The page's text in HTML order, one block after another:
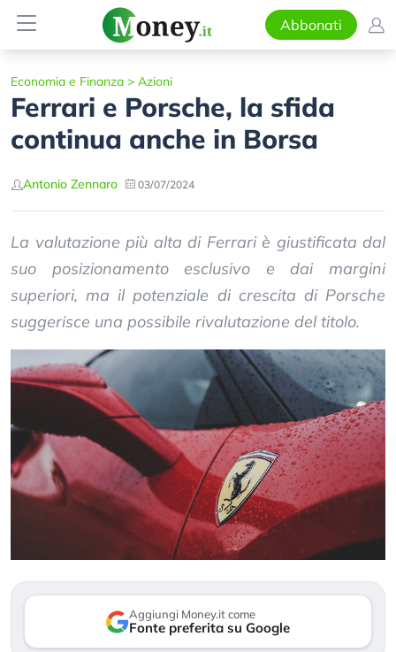
Abbonati
Economia e Finanza > Azioni
Ferrari e Porsche, la sfida
continua anche in Borsa
Antonio Zennaro 03/07/2024
La valutazione più alta di Ferrari è giustificata dal
suo posizionamento esclusivo e dai margini
superiori, ma il potenziale di crescita di Porsche
suggerisce una possibile rivalutazione del titolo.
Aggiungi Money.it come
Fonte preferita su Google